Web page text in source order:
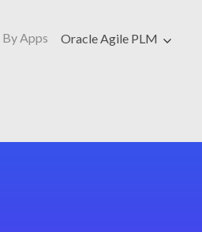
By Apps Oracle Agile PLM